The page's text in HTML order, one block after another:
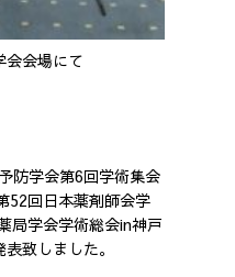
会会場にて
防学会第6回学術集会
52回日本薬剤師会学
局学会学術総会in神戸
致しました。